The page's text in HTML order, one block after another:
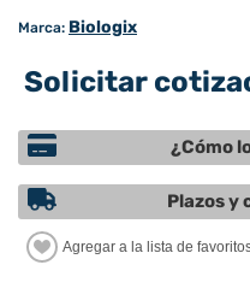
Marca: Biologix
Solicitar
¿Cómo
Plazos y